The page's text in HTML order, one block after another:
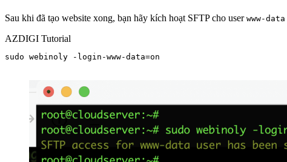
Sau khi đã tạo website xong, bạn hãy kích hoạt SFTP cho user www-data
AZDIGI Tutorial
sudo webinoly -login-www-data=on